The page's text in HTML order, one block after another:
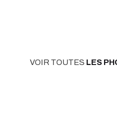
VOIR TOUTES LES